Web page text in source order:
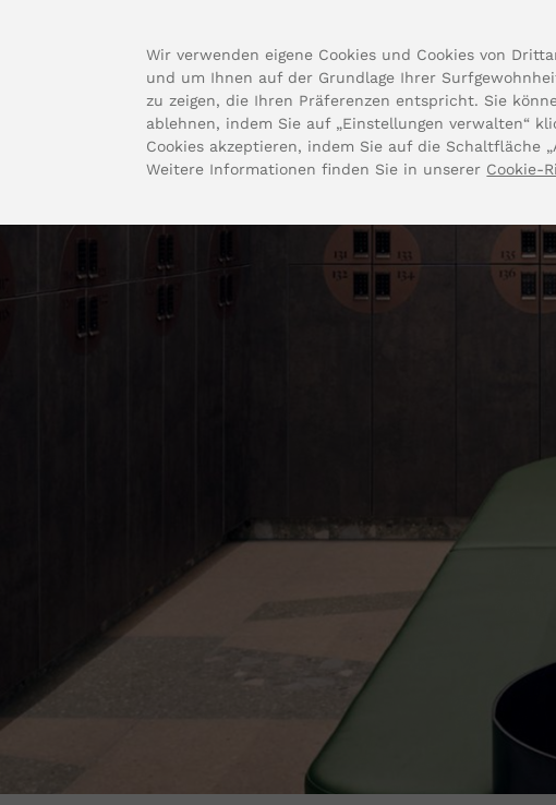
Wir verwenden eigene Cookies und Cookies von
und um Ihnen auf der Grundlage Ihrer
zu zeigen, die Ihren Präferenzen entspricht. Sie
ablehnen, indem Sie auf „Einstellungen verwalten“
Cookies akzeptieren, indem Sie auf die Schaltfläche
Weitere Informationen finden Sie in unserer Cookie-